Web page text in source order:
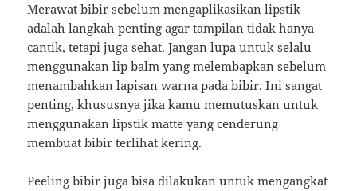
Merawat bibir sebelum mengaplikasikan lipstik
adalah langkah penting agar tampilan tidak hanya
cantik, tetapi juga sehat. Jangan lupa untuk selalu
menggunakan lip balm yang melembapkan sebelum
menambahkan lapisan warna pada bibir. Ini sangat
penting, khususnya jika kamu memutuskan untuk
menggunakan lipstik matte yang cenderung
membuat bibir terlihat kering.
Peeling bibir juga bisa dilakukan untuk mengangkat